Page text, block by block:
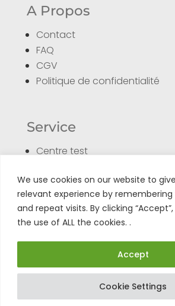
We use cookies on our website to
relevant experience by
and repeat visits. By clicking
the use of ALL the cookies. .
Cookie Settings
Accept
A Propos
Contact
FAQ
CGV
Politique de confidentialité
Service
Centre test
Enregistrer son produit
Tuto